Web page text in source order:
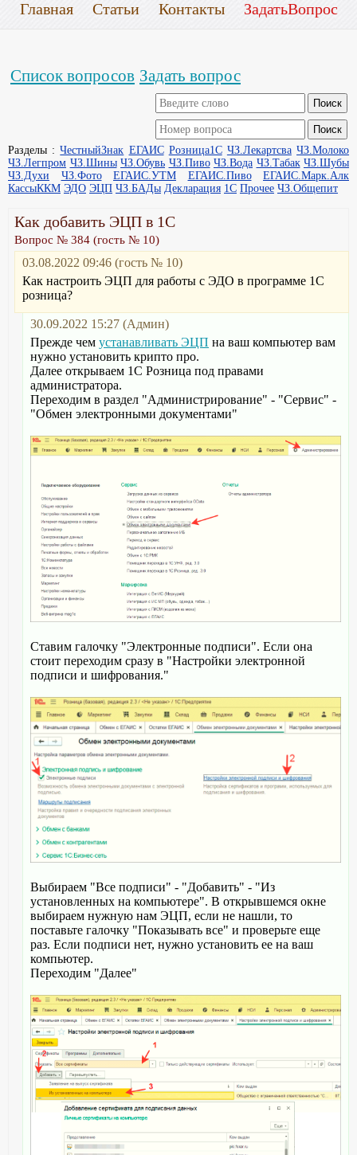
Главная Статьи Контакты ЗадатьВопрос
Список вопросов Задать вопрос
Разделы :ЧестныйЗнак ЕГАИС Розница1С ЧЗ.Лекартсва ЧЗ.Молоко
ЧЗ.Легпром ЧЗ.Шины ЧЗ.Обувь ЧЗ.Пиво ЧЗ.Вода ЧЗ.Табак ЧЗ.Шубы
ЧЗ.Духи
ЧЗ.Фото ЕГАИС.УТМ ЕГАИС.Пиво
ЕГАИС.Марк.Алк
КассыККМ ЭДО ЭЦП ЧЗ.БАДы Декларация 1С Прочее ЧЗ.Общепит
Как добавить ЭЦП в 1С
Вопрос № 384 (гость № 10)
03.08.2022 09:46 (гость № 10)
Как настроить ЭЦП для работы с ЭДО в программе 1С
розница?
30.09.2022 15:27 (Админ)
Прежде чем устанавливать ЭЦП на ваш компьютер вам
нужно установить крипто про.
Далее открываем 1С Розница под правами
администратора.
Переходим в раздел "Администрирование" - "Сервис" -
"Обмен электронными документами"
Ставим галочку "Электронные подписи". Если она
стоит переходим сразу в "Настройки электронной
подписи и шифрования."
Выбираем "Все подписи" - "Добавить" - "Из
установленных на компьютере". В открывшемся окне
выбираем нужную нам ЭЦП, если не нашли, то
поставьте галочку "Показывать все" и проверьте еще
раз. Если подписи нет, нужно установить ее на ваш
компьютер.
Переходим "Далее"